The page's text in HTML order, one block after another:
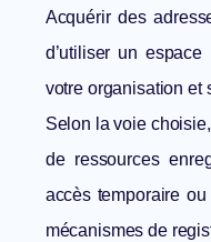
Acquérir des
d’utiliser un
votre organisation et
Selon la voie
de ressources
accès temporaire
mécanismes de